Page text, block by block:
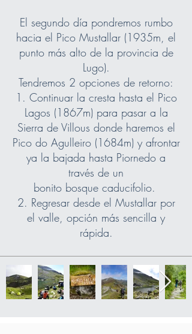
El segundo día pondremos rumbo
hacia el Pico Mustallar (1935m, el
punto más alto de la provincia de
Lugo).
Tendremos 2 opciones de retorno:
1. Continuar la cresta hasta el Pico
Lagos (1867m) para pasar a la
Sierra de Villous donde haremos el
Pico do Agulleiro (1684m) y afrontar
ya la bajada hasta Piornedo a
través de un
bonito bosque caducifolio.
2. Regresar desde el Mustallar por
el valle, opción más sencilla y
rápida.